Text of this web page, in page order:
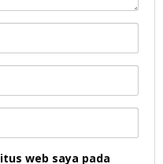
web saya pada